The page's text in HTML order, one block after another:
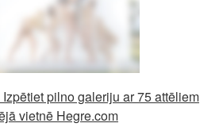
pilno galeriju ar 75 attēliem
vietnē Hegre.com